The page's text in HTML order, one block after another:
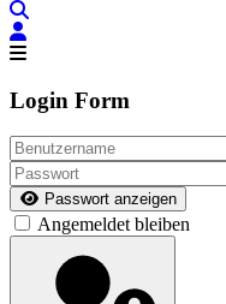
Login Form
Passwort anzeigen
Angemeldet bleiben